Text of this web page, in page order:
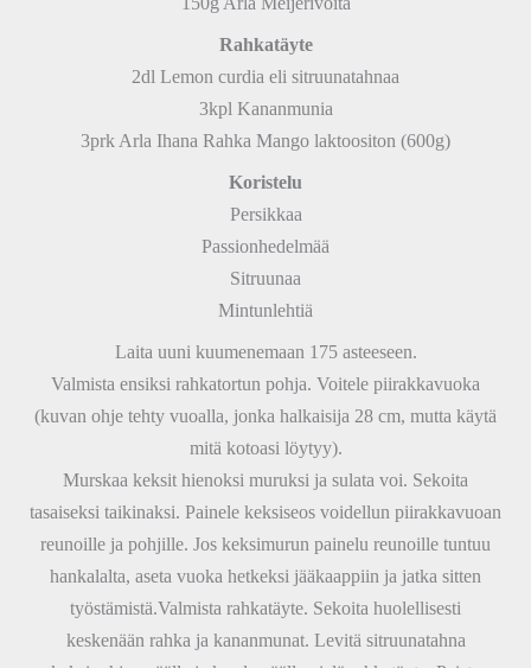
Rahkatäyte
2dl Lemon curdia eli sitruunatahnaa
3kpl Kananmunia
3prk Arla Ihana Rahka Mango laktoositon (600g)
Koristelu
Persikkaa
Passionhedelmää
Sitruunaa
Mintunlehtiä
Laita uuni kuumenemaan 175 asteeseen.
Valmista ensiksi rahkatortun pohja. Voitele piirakkavuoka
(kuvan ohje tehty vuoalla, jonka halkaisija 28 cm, mutta käytä
mitä kotoasi löytyy).
Murskaa keksit hienoksi muruksi ja sulata voi. Sekoita
tasaiseksi taikinaksi. Painele keksiseos voidellun piirakkavuoan
reunoille ja pohjille. Jos keksimurun painelu reunoille tuntuu
hankalalta, aseta vuoka hetkeksi jääkaappiin ja jatka sitten
työstämistä.Valmista rahkatäyte. Sekoita huolellisesti
keskenään rahka ja kananmunat. Levitä sitruunatahna